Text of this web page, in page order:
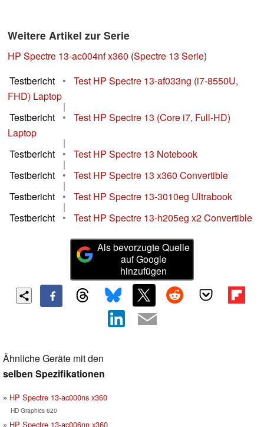
Weitere Artikel zur Serie
HP Spectre 13-ac004nf x360 (Spectre 13 Serie)
Testbericht
•
Test HP Spectre 13-af033ng (i7-8550U,
FHD) Laptop
|
Testbericht
•
Test HP Spectre 13 (Core i7, Full-HD)
Laptop
|
Testbericht
• Test HP Spectre 13 Notebook
|
Testbericht
• Test HP Spectre 13 x360 Convertible
|
Testbericht
• Test HP Spectre 13-3010eg Ultrabook
|
Testbericht
• Test HP Spectre 13-h205eg x2 Convertible
Als bevorzugte Quelle
auf Google
hinzufügen
Ähnliche Geräte mit den
selben Spezifikationen
HP Spectre 13-ac000ns x360
HD Graphics 620
HP Spectre 13-ac006nn x360